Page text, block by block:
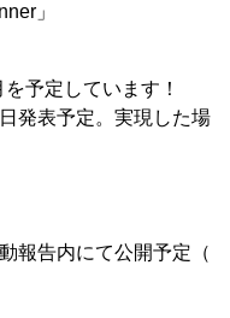
」
予定しています！
発表予定。実現した場
報告内にて公開予定（